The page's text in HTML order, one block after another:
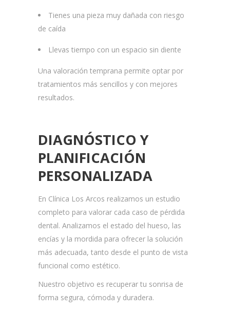
Tienes una pieza muy dañada con riesgo
de caída
Llevas tiempo con un espacio sin diente
Una valoración temprana permite optar por
tratamientos más sencillos y con mejores
resultados.
DIAGNÓSTICO Y
PLANIFICACIÓN
PERSONALIZADA
En Clínica Los Arcos realizamos un estudio
completo para valorar cada caso de pérdida
dental. Analizamos el estado del hueso, las
encías y la mordida para ofrecer la solución
más adecuada, tanto desde el punto de vista
funcional como estético.
Nuestro objetivo es recuperar tu sonrisa de
forma segura, cómoda y duradera.